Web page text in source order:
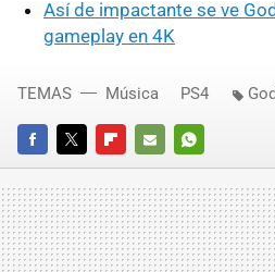
Así de impactante se ve
gameplay en 4K
FACEBOOKTWITTERFLIPBOARD
E-
MAIL
WHATSAPP
TEMAS Música PS4